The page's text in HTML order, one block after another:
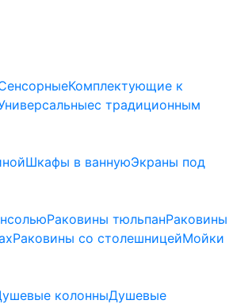
Комплектующие к
с традиционным
Шкафы в ваннуюЭкраны под
Раковины тюльпанРаковины
Раковины со столешницейМойки
колонныДушевые